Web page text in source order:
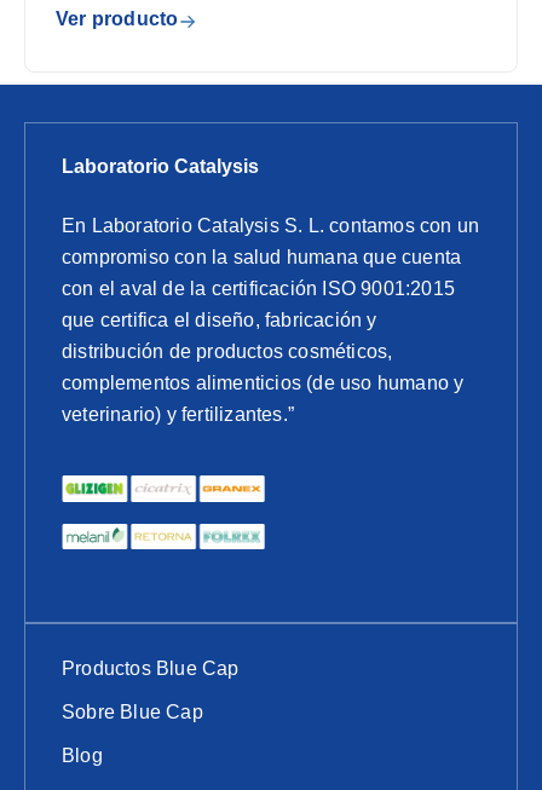
Ver producto
Productos Blue Cap
Sobre Blue Cap
Blog
Laboratorio Catalysis
En Laboratorio Catalysis S. L. contamos con un
compromiso con la salud humana que cuenta
con el aval de la certificación ISO 9001:2015
que certifica el diseño, fabricación y
distribución de productos cosméticos,
complementos alimenticios (de uso humano y
veterinario) y fertilizantes.”